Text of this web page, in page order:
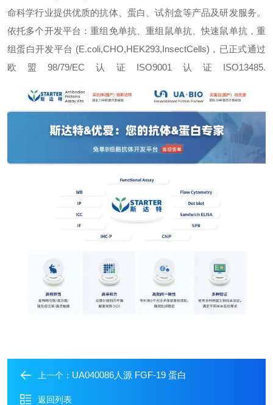
命科学行业提供优质的抗体、蛋白、试剂盒等产品及研发服务。
依托多个开发平台：重组免单抗、重组鼠单抗、快速鼠单抗，重
组蛋白开发平台 (E.coli,CHO,HEK293,InsectCells)，已正式通过
欧盟98/79/EC认证ISO9001认证ISO13485.
上一个： UA040086人源 FGF-19 蛋白
返回列表